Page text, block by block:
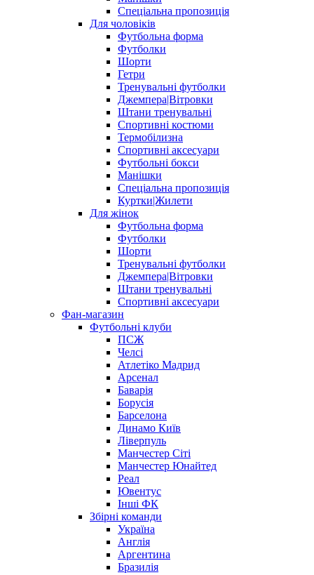
Спеціальна пропозиція
Для чоловіків
Футбольна форма
Футболки
Шорти
Гетри
Тренувальні футболки
Джемпера|Вітровки
Штани тренувальні
Спортивні костюми
Термобілизна
Спортивні аксесуари
Футбольні бокси
Манішки
Спеціальна пропозиція
Куртки|Жилети
Для жінок
Футбольна форма
Футболки
Шорти
Тренувальні футболки
Джемпера|Вітровки
Штани тренувальні
Спортивні аксесуари
Фан-магазин
Футбольні клуби
ПСЖ
Челсі
Атлетіко Мадрид
Арсенал
Баварія
Борусія
Барселона
Динамо Київ
Ліверпуль
Манчестер Сіті
Манчестер Юнайтед
Реал
Ювентус
Інші ФК
Збірні команди
Україна
Англія
Аргентина
Бразилія